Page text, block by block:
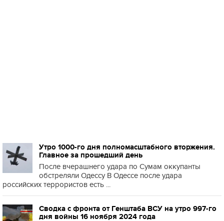
Утро 1000-го дня полномасштабного вторжения.
Главное за прошедший день
После вчерашнего удара по Сумам оккупанты
обстреляли Одессу В Одессе после удара
российских террористов есть ...
Сводка с фронта от Генштаба ВСУ на утро 997-го
дня войны 16 ноября 2024 года